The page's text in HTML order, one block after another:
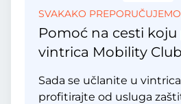
SVAKAKO PREPORUČUJEMO
Pomoć na cesti koju
vintrica Mobility Club
Sada se učlanite u
profitirajte od usluga